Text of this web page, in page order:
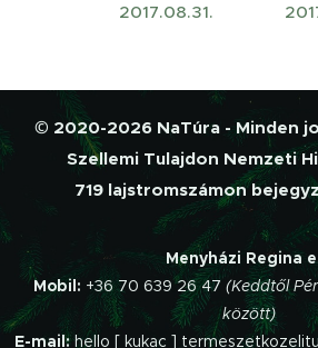
2017.08.31.
© 2020-2026 NaTúra - Minden
Szellemi Tulajdon Nemzeti
719 lajstromszámon
Menyházi Regina
Mobil: +36 70 639 26 47 (Keddtől
között)
E-mail:hello [ kukac ]